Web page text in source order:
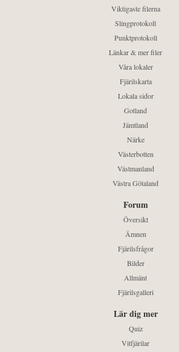
Viktigaste filerna
Slingprotokoll
Punktprotokoll
Länkar & mer filer
Våra lokaler
Fjärilskarta
Lokala sidor
Gotland
Jämtland
Närke
Västerbotten
Västmanland
Västra Götaland
Forum
Översikt
Ämnen
Fjärilsfrågor
Bilder
Allmänt
Fjärilsgalleri
Lär dig mer
Quiz
Vitfjärilar